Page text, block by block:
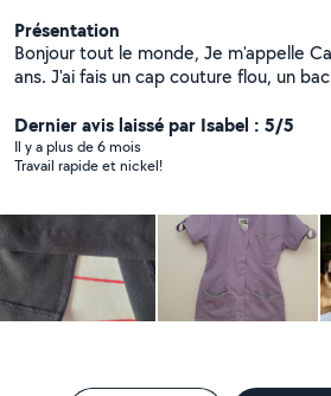
Présentation
Bonjour tout le monde, Je m'appelle
ans. J'ai fais un cap couture flou, un
et du vêtement. J'ai une chatte qui
chats qui s'appellent Rio et Negan
Dernier avis laissé par Isabel : 5/5
Il y a plus de 6 mois
Travail rapide et nickel!